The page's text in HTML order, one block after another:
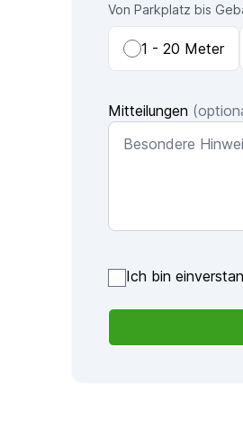
Von Parkplatz bis
1 - 20 Meter
Mitteilungen
Ich bin